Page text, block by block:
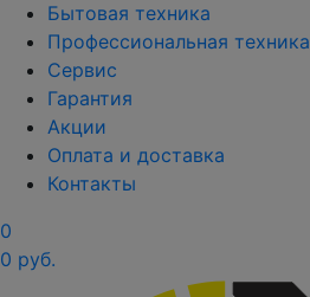
Бытовая техника
Профессиональная техника
Сервис
Гарантия
Акции
Оплата и доставка
Контакты
0
0 руб.